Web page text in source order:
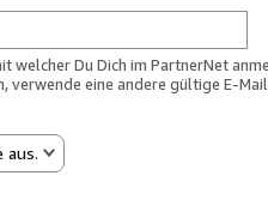
welcher Du Dich im PartnerNet
verwende eine andere gültige E-
aus.